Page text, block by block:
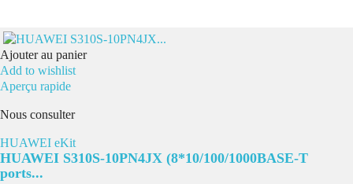
Ajouter au panier
Add to wishlist
Aperçu rapide
Nous consulter
HUAWEI eKit
HUAWEI S310S-10PN4JX (8*10/100/1000BASE-T
ports...